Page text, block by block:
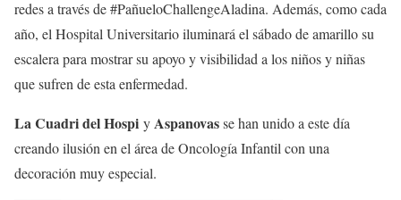
redes a través de #PañueloChallengeAladina. Además, como cada
año, el Hospital Universitario iluminará el sábado de amarillo su
escalera para mostrar su apoyo y visibilidad a los niños y niñas
que sufren de esta enfermedad.
La Cuadri del Hospi yAspanovasse han unido a este día
creando ilusión en el área de Oncología Infantil con una
decoración muy especial.